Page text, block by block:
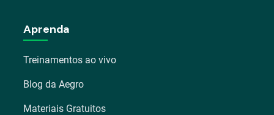
Aprenda
Treinamentos ao vivo
Blog da Aegro
Materiais Gratuitos